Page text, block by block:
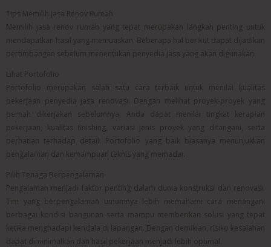
Tips Memilih Jasa Renov Rumah
Memilih jasa renov rumah yang tepat merupakan langkah penting untuk
mendapatkan hasil yang memuaskan. Beberapa hal berikut dapat dijadikan
pertimbangan sebelum menentukan penyedia jasa yang akan digunakan.
Lihat Portofolio
Portofolio merupakan salah satu cara terbaik untuk menilai kualitas
pekerjaan penyedia jasa renovasi. Dengan melihat proyek-proyek yang
pernah dikerjakan sebelumnya, Anda dapat menilai tingkat kerapian
pekerjaan, kualitas finishing, variasi jenis proyek yang ditangani, serta
perhatian terhadap detail. Portofolio yang baik biasanya menunjukkan
pengalaman dan kemampuan teknis yang memadai.
Pilih Tenaga Berpengalaman
Pengalaman menjadi faktor penting dalam dunia konstruksi dan renovasi.
Tim yang berpengalaman umumnya lebih memahami cara menangani
berbagai kondisi bangunan serta mampu memberikan solusi yang tepat
ketika menghadapi kendala di lapangan. Dengan demikian, risiko kesalahan
dapat diminimalkan dan hasil pekerjaan menjadi lebih optimal.